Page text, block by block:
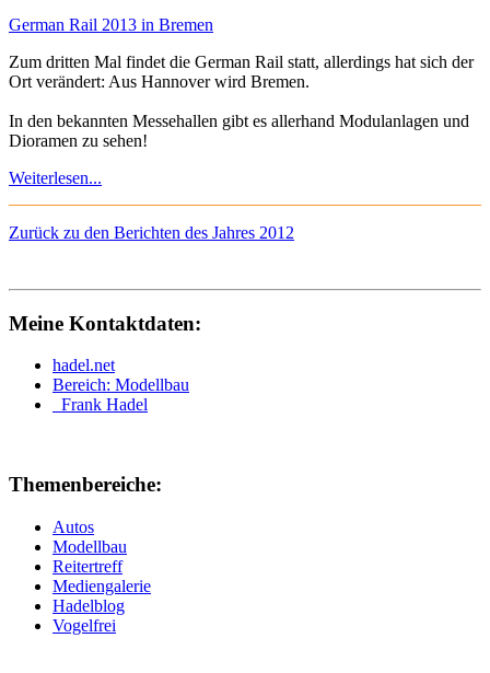
German Rail 2013 in Bremen
Zum dritten Mal findet die German Rail statt, allerdings hat sich der
Ort verändert: Aus Hannover wird Bremen.
In den bekannten Messehallen gibt es allerhand Modulanlagen und
Dioramen zu sehen!
Weiterlesen...
Zurück zu den Berichten des Jahres 2012
Meine Kontaktdaten:
hadel.net
Bereich: Modellbau
Frank Hadel
Themenbereiche:
Autos
Modellbau
Reitertreff
Mediengalerie
Hadelblog
Vogelfrei